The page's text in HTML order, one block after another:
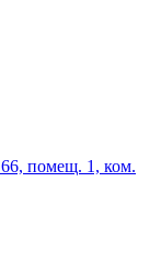
помещ. 1, ком.